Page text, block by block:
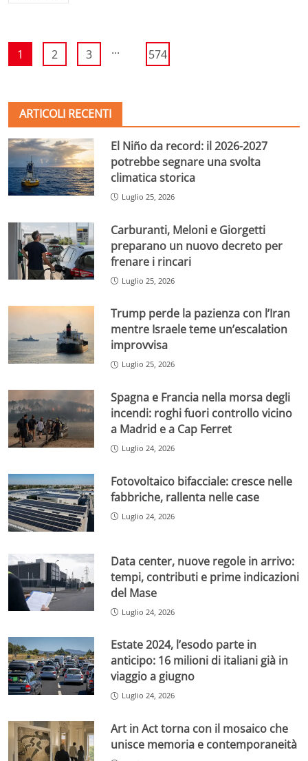
1 2 3 ... 574
ARTICOLI RECENTI
El Niño da record: il 2026-2027
potrebbe segnare una svolta
climatica storica
Luglio 25, 2026
Carburanti, Meloni e Giorgetti
preparano un nuovo decreto per
frenare i rincari
Luglio 25, 2026
Trump perde la pazienza con l’Iran
mentre Israele teme un’escalation
improvvisa
Luglio 25, 2026
Spagna e Francia nella morsa degli
incendi: roghi fuori controllo vicino
a Madrid e a Cap Ferret
Luglio 24, 2026
Fotovoltaico bifacciale: cresce nelle
fabbriche, rallenta nelle case
Luglio 24, 2026
Data center, nuove regole in arrivo:
tempi, contributi e prime indicazioni
del Mase
Luglio 24, 2026
Estate 2024, l’esodo parte in
anticipo: 16 milioni di italiani già in
viaggio a giugno
Luglio 24, 2026
Art in Act torna con il mosaico che
unisce memoria e contemporaneità